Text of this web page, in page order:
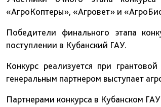
«АгроКоптеры», «Агровет» и
Победители финального этапа
поступлении в Кубанский ГАУ.
Конкурс реализуется при
генеральным партнером выступает
Партнерами конкурса в Кубанском